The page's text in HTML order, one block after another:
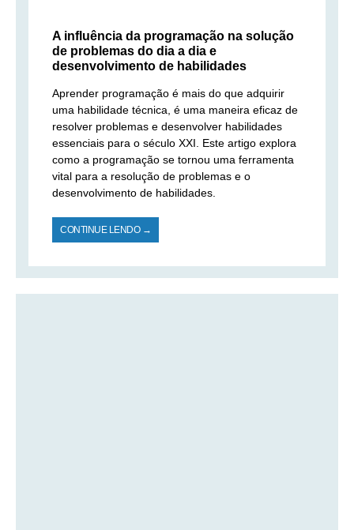
A influência da programação na solução
de problemas do dia a dia e
desenvolvimento de habilidades
Aprender programação é mais do que adquirir
uma habilidade técnica, é uma maneira eficaz de
resolver problemas e desenvolver habilidades
essenciais para o século XXI. Este artigo explora
como a programação se tornou uma ferramenta
vital para a resolução de problemas e o
desenvolvimento de habilidades.
CONTINUE LENDO →